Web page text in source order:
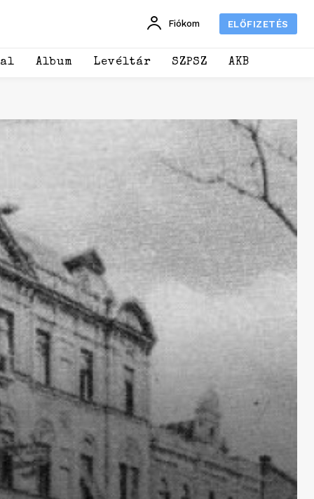
Fiókom ELŐFIZETÉS
Album Levéltár SZPSZ AKB